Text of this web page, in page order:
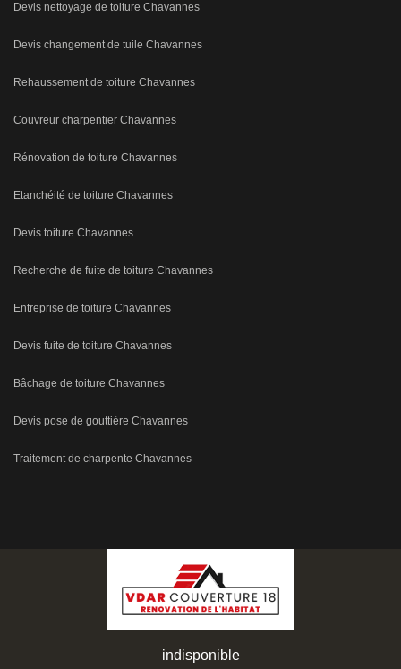
Devis nettoyage de toiture Chavannes
Devis changement de tuile Chavannes
Rehaussement de toiture Chavannes
Couvreur charpentier Chavannes
Rénovation de toiture Chavannes
Etanchéité de toiture Chavannes
Devis toiture Chavannes
Recherche de fuite de toiture Chavannes
Entreprise de toiture Chavannes
Devis fuite de toiture Chavannes
Bâchage de toiture Chavannes
Devis pose de gouttière Chavannes
Traitement de charpente Chavannes
indisponible